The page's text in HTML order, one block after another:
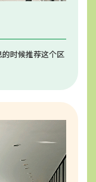
的时候推荐这个区